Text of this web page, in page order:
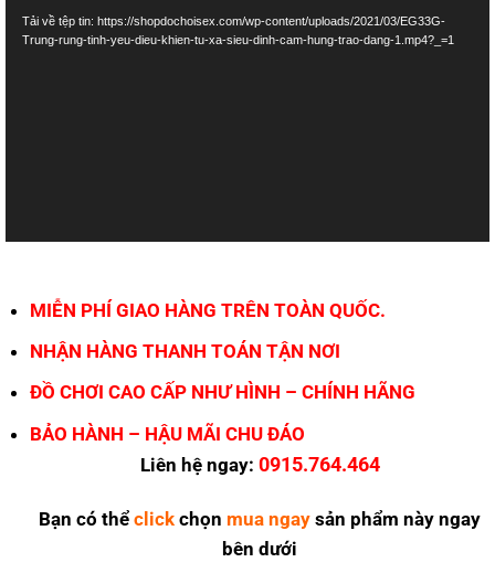
chơi
Video
Tải về tệp tin: https://shopdochoisex.com/wp-content/uploads/2021/03/EG33G-
Trung-rung-tinh-yeu-dieu-khien-tu-xa-sieu-dinh-cam-hung-trao-dang-1.mp4?_=1
MIỄN PHÍ GIAO HÀNG TRÊN TOÀN QUỐC.
NHẬN HÀNG THANH TOÁN TẬN NƠI
ĐỒ CHƠI CAO CẤP NHƯ HÌNH – CHÍNH HÃNG
BẢO HÀNH – HẬU MÃI CHU ĐÁO
Liên hệ ngay: 0915.764.464
Bạn có thểclick chọn mua ngay sản phẩm này ngay
bên dưới